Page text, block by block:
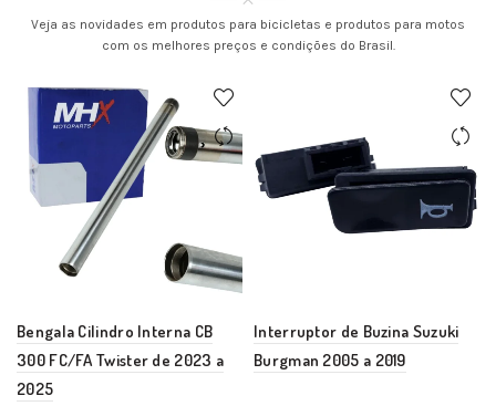
Veja as novidades em produtos para bicicletas e produtos para motos
com os melhores preços e condições do Brasil.
Bengala Cilindro Interna CB
300 FC/FA Twister de 2023 a
2025
Interruptor de Buzina Suzuki
Burgman 2005 a 2019